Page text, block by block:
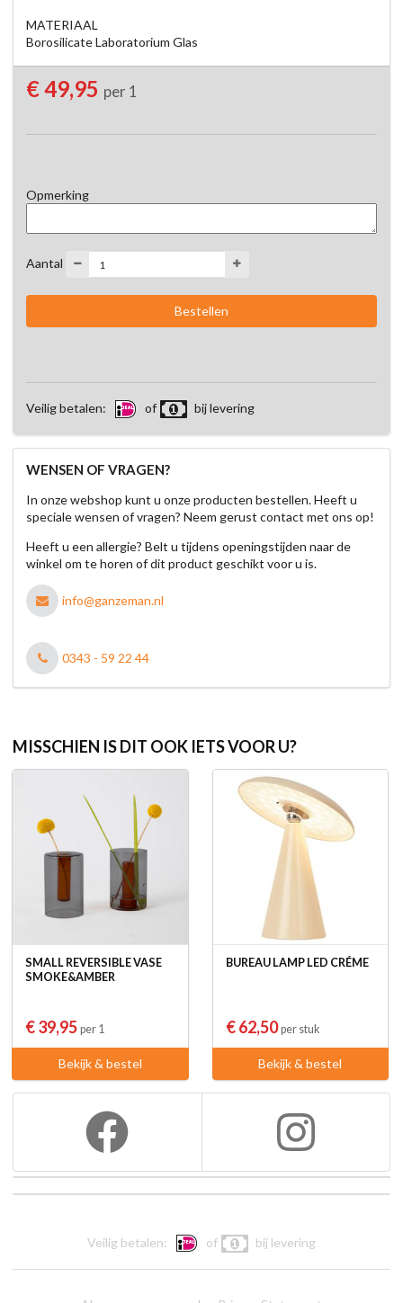
MATERIAAL
€ 49,95 per 1
Opmerking
Aantal
Veilig betalen: of bij levering
WENSEN OF VRAGEN?
In onze webshop kunt u onze producten bestellen. Heeft u
speciale wensen of vragen? Neem gerust contact met ons op!
Heeft u een allergie? Belt u tijdens openingstijden naar de
winkel om te horen of dit product geschikt voor u is.
info@ganzeman.nl
0343 - 59 22 44
MISSCHIEN IS DIT OOK IETS VOOR U?
SMALL REVERSIBLE VASE
SMOKE&AMBER
€ 39,95 per 1
Bekijk & bestel
BUREAU LAMP LED CRÉME
€ 62,50per stuk
Bekijk & bestel
Veilig betalen: of bij levering